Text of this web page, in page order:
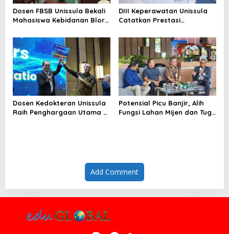
Dosen FBSB Unissula Bekali
Mahasiswa Kebidanan Blora
Public Speaking
DIII Keperawatan Unissula
Catatkan Prestasi
Mahasiswanya Lulus Uji
Kompetensi Nasional
Dosen Kedokteran Unissula
Raih Penghargaan Utama di
Potensial Picu Banjir, Alih
Fungsi Lahan Mijen dan Tugu
Add Comment